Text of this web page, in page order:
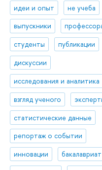
идеи и опыт
не учеба
выпускники
студенты
публикации
дискуссии
исследования и аналитика
взгляд ученого
статистические данные
репортаж о событии
инновации
бакалавриат